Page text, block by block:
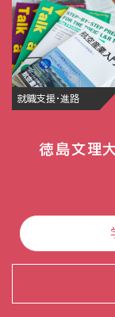
就職支援・進路
徳島文理